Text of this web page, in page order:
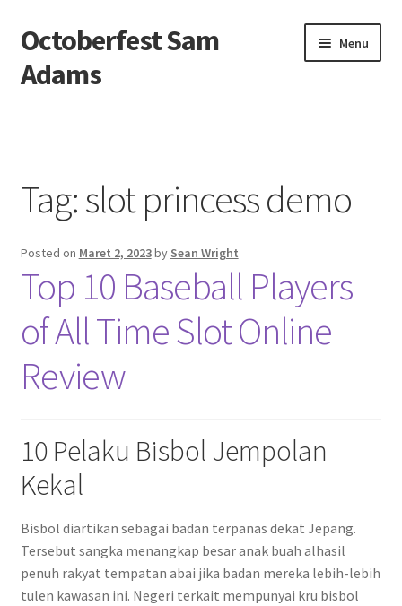
Skip
to
navigation
Skip
to
content
Octoberfest Sam
Adams
Menu
Contact us
Privacy Policy
Tag:slot princess demo
Posted on Maret 2, 2023by Sean Wright
Top 10 Baseball Players
of All Time Slot Online
Review
10 Pelaku Bisbol Jempolan
Kekal
Bisbol diartikan sebagai badan terpanas dekat Jepang.
Tersebut sangka menangkap besar anak buah alhasil
penuh rakyat tempatan abai jika badan mereka lebih-lebih
tulen kawasan ini. Negeri terkait mempunyai kru bisbol